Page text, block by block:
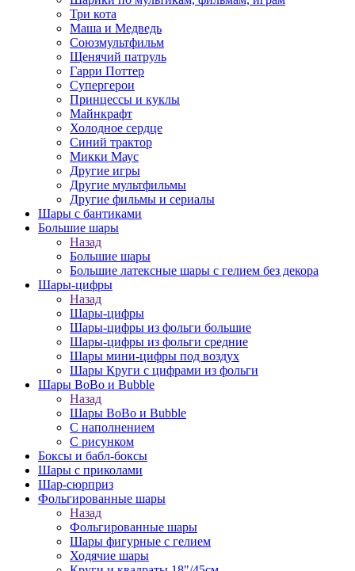
Три кота
Маша и Медведь
Союзмультфильм
Щенячий патруль
Гарри Поттер
Супергерои
Принцессы и куклы
Майнкрафт
Холодное сердце
Синий трактор
Микки Маус
Другие игры
Другие мультфильмы
Другие фильмы и сериалы
Шары с бантиками
Большие шары
Назад
Большие шары
Большие латексные шары с гелием без декора
Шары-цифры
Назад
Шары-цифры
Шары-цифры из фольги большие
Шары-цифры из фольги средние
Шары мини-цифры под воздух
Шары Круги с цифрами из фольги
Шары BoBo и Bubble
Назад
Шары BoBo и Bubble
С наполнением
С рисунком
Боксы и бабл-боксы
Шары с приколами
Шар-сюрприз
Фольгированные шары
Назад
Фольгированные шары
Шары фигурные с гелием
Ходячие шары